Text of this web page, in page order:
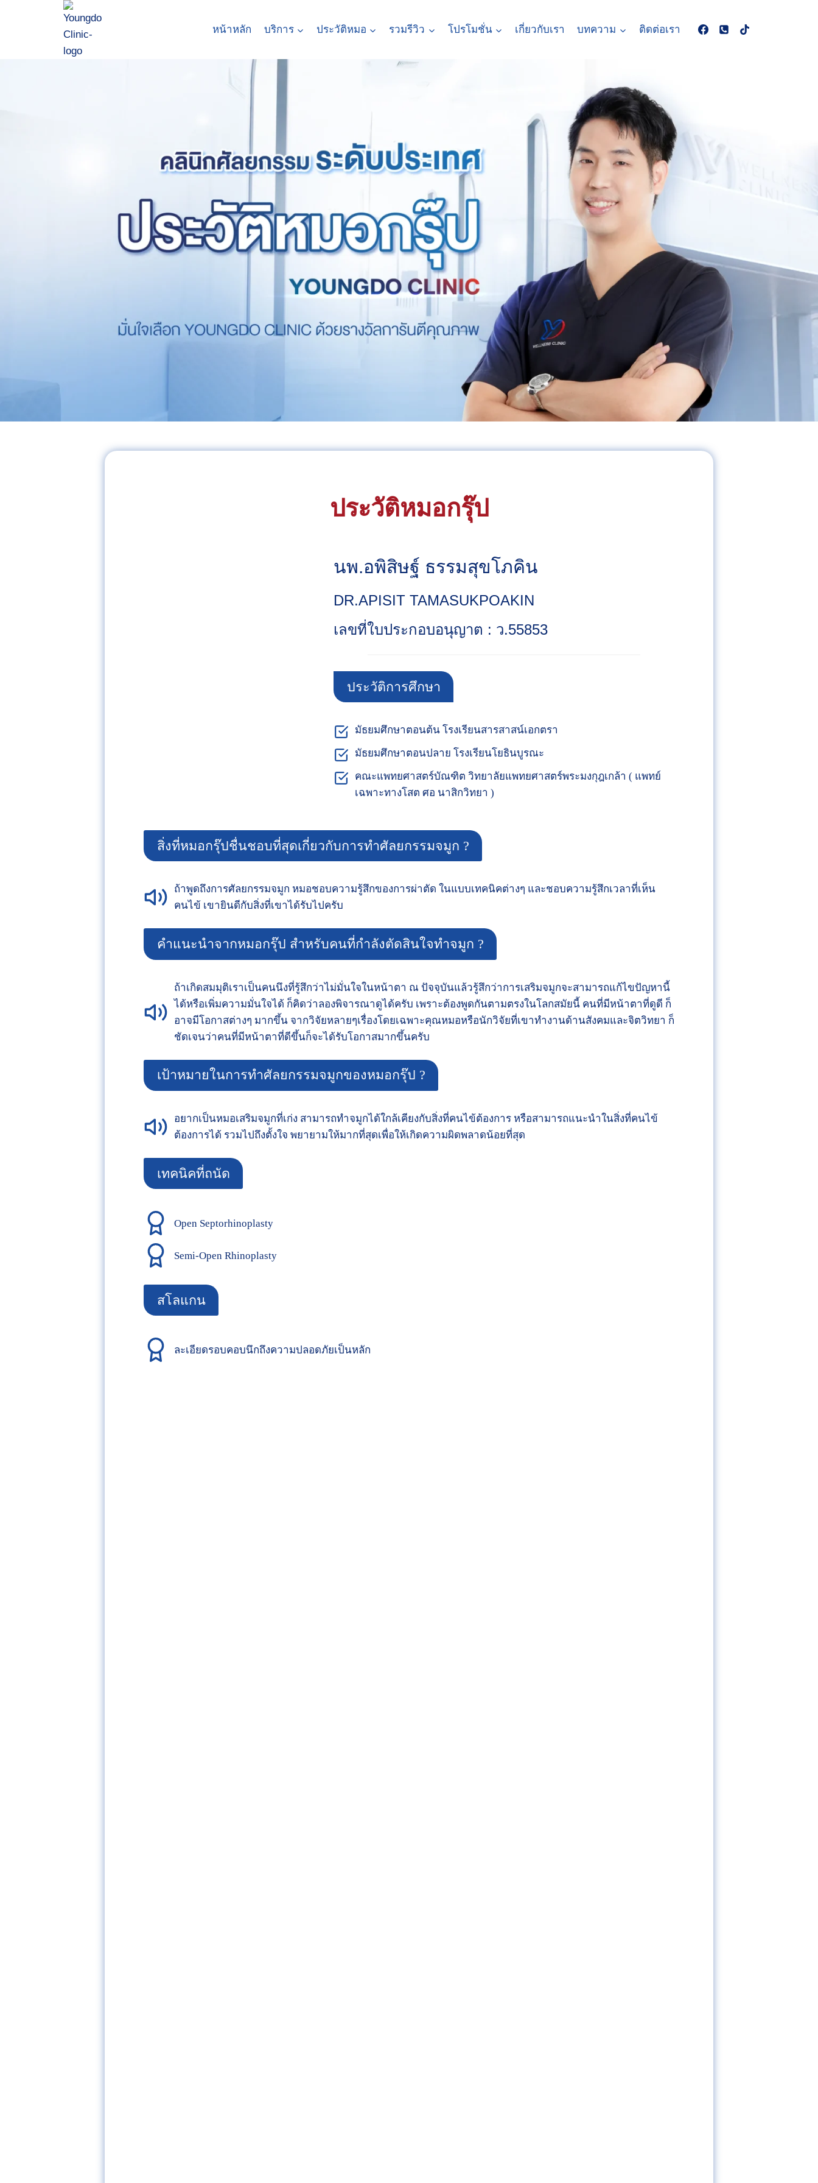
หน้าหลัก บริการ ประวัติหมอ รวมรีวิว โปรโมชั่น เกี่ยวกับเรา บทความ ติดต่อเรา
ประวัติหมอกรุ๊ป
นพ.อพิสิษฐ์ ธรรมสุขโภคิน
DR.APISIT TAMASUKPOAKIN
เลขที่ใบประกอบอนุญาต : ว.55853
ประวัติการศึกษา
มัธยมศึกษาตอนต้น โรงเรียนสารสาสน์เอกตรา
มัธยมศึกษาตอนปลาย โรงเรียนโยธินบูรณะ
คณะแพทยศาสตร์บัณฑิต วิทยาลัยแพทยศาสตร์พระมงกุฎเกล้า ( แพทย์
เฉพาะทางโสต ศอ นาสิกวิทยา )
สิ่งที่หมอกรุ๊ปชื่นชอบที่สุดเกี่ยวกับการทำศัลยกรรมจมูก ?
ถ้าพูดถึงการศัลยกรรมจมูก หมอชอบความรู้สึกของการผ่าตัด ในแบบเทคนิคต่างๆ และชอบความรู้สึกเวลาที่เห็น
คนไข้ เขายินดีกับสิ่งที่เขาได้รับไปครับ
คำแนะนำจากหมอกรุ๊ป สำหรับคนที่กำลังตัดสินใจทำจมูก ?
ถ้าเกิดสมมุติเราเป็นคนนึงที่รู้สึกว่าไม่มั่นใจในหน้าตา ณ ปัจจุบันแล้วรู้สึกว่าการเสริมจมูกจะสามารถแก้ไขปัญหานี้
ได้หรือเพิ่มความมั่นใจได้ ก็คิดว่าลองพิจารณาดูได้ครับ เพราะต้องพูดกันตามตรงในโลกสมัยนี้ คนที่มีหน้าตาที่ดูดี ก็
อาจมีโอกาสต่างๆ มากขึ้น จากวิจัยหลายๆเรื่องโดยเฉพาะคุณหมอหรือนักวิจัยที่เขาทำงานด้านสังคมและจิตวิทยา ก็
ชัดเจนว่าคนที่มีหน้าตาที่ดีขึ้นก็จะได้รับโอกาสมากขึ้นครับ
เป้าหมายในการทำศัลยกรรมจมูกของหมอกรุ๊ป ?
อยากเป็นหมอเสริมจมูกที่เก่ง สามารถทำจมูกได้ใกล้เคียงกับสิ่งที่คนไข้ต้องการ หรือสามารถแนะนำในสิ่งที่คนไข้
ต้องการได้ รวมไปถึงตั้งใจ พยายามให้มากที่สุดเพื่อให้เกิดความผิดพลาดน้อยที่สุด
เทคนิคที่ถนัด
Open Septorhinoplasty
Semi-Open Rhinoplasty
สโลแกน
ละเอียดรอบคอบนึกถึงความปลอดภัยเป็นหลัก